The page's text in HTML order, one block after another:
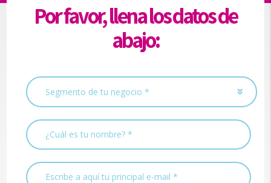
Por favor, llena los datos de
abajo: